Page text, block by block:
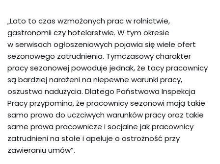
„Lato to czas wzmożonych prac w rolnictwie,
gastronomii czy hotelarstwie. W tym okresie
w serwisach ogłoszeniowych pojawia się wiele ofert
sezonowego zatrudnienia. Tymczasowy charakter
pracy sezonowej powoduje jednak, że tacy pracownicy
są bardziej narażeni na niepewne warunki pracy,
oszustwa nadużycia. Dlatego Państwowa Inspekcja
Pracy przypomina, że pracownicy sezonowi mają takie
samo prawo do uczciwych warunków pracy oraz takie
same prawa pracownicze i socjalne jak pracownicy
zatrudnieni na stałe i apeluje o ostrożność przy
zawieraniu umów”.